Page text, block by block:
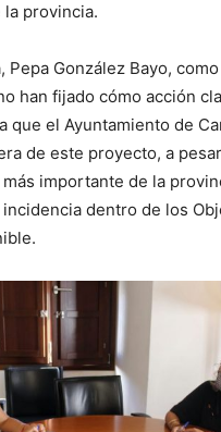
provincia.
Pepa González Bayo,
han fijado cómo acción
que el Ayuntamiento de
de este proyecto, a
importante de la
incidencia dentro de los